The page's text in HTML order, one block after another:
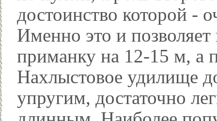
достоинство которой -
Именно это и
приманку на 12-15 м, а
Нахлыстовое удилище
упругим, достаточно